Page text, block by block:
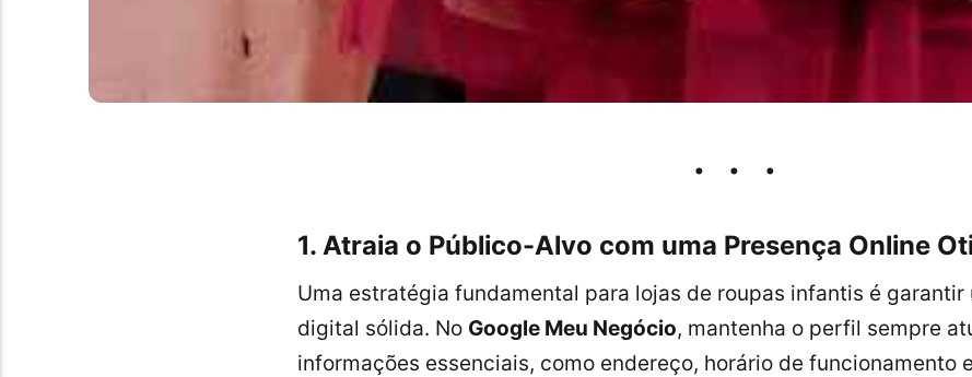
1. Atraia o Público-Alvo com uma Presença Online
Uma estratégia fundamental para lojas de roupas infantis é garantir
digital sólida. No Google Meu Negócio, mantenha o perfil sempre
informações essenciais, como endereço, horário de funcionamento